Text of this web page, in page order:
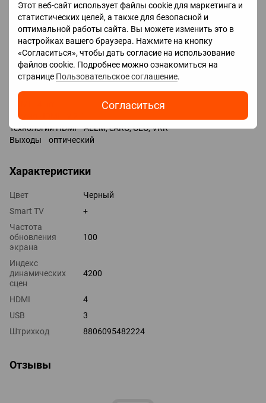
Этот веб-сайт использует файлы cookie для маркетинга и
статистических целей, а также для безопасной и
оптимальной работы сайта. Вы можете изменить это в
настройках вашего браузера. Нажмите на кнопку
«Согласиться», чтобы дать согласие на использование
файлов cookie. Подробнее можно ознакомиться на
странице Пользовательское соглашение.
Согласиться
поддержка DLNA
управление голосом
Amazon Alexa
Google Assistant
Bixby
Разъемы
Входы USB 2 шт
LAN
Версия HDMI v 2.1
Технологии HDMI ALLM, eARC, CEC, VRR
Выходы оптический
Характеристики
Цвет
Черный
Smart TV
+
Частота
обновления
экрана
100
Индекс
динамических
сцен
4200
HDMI
4
USB
3
Штрихкод
8806095482224
Отзывы